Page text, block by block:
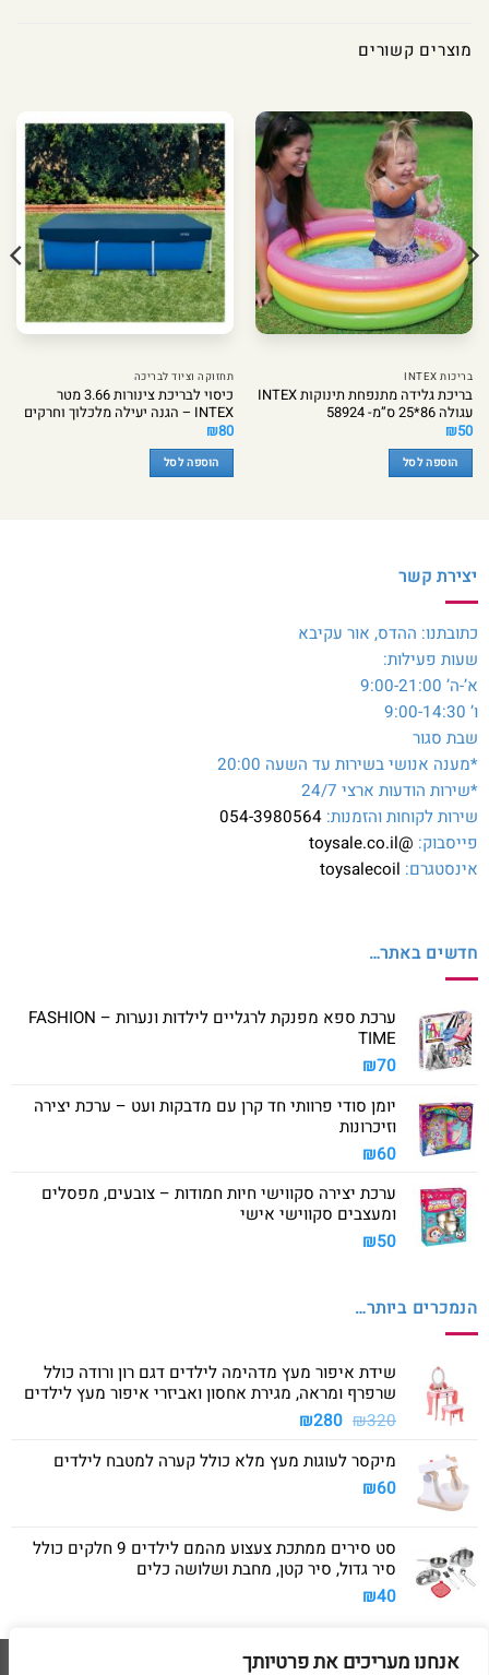
אנחנו מעריכים את פרטיותך
מוצרים קשורים
בריכות INTEX
בריכת גלידה מתנפחת תינוקות INTEX
עגולה 86*25 ס”מ- 58924
₪50
הוספה לסל
תחזוקה וציוד לבריכה
כיסוי לבריכת צינורות 3.66 מטר
INTEX – הגנה יעילה מלכלוך וחרקים
₪80
הוספה לסל
יצירת קשר
כתובתנו: ההדס, אור עקיבא
שעות פעילות:
א’-ה’ 9:00-21:00
ו’ 9:00-14:30
שבת סגור
*מענה אנושי בשירות עד השעה 20:00
*שירות הודעות ארצי 24/7
שירות לקוחות והזמנות: 054-3980564
פייסבוק: @toysale.co.il
אינסטגרם: toysalecoil
חדשים באתר…
ערכת ספא מפנקת לרגליים לילדות ונערות – FASHION
TIME
₪70
יומן סודי פרוותי חד קרן עם מדבקות ועט – ערכת יצירה
וזיכרונות
₪60
ערכת יצירה סקווישי חיות חמודות – צובעים, מפסלים
ומעצבים סקווישי אישי
₪50
הנמכרים ביותר…
שידת איפור מעץ מדהימה לילדים דגם רון ורודה כולל
שרפרף ומראה, מגירת אחסון ואביזרי איפור מעץ לילדים
₪320
המחיר
היה:
₪280 המחיר
הוא:
מיקסר לעוגות מעץ מלא כולל קערה למטבח לילדים
₪60
סט סירים ממתכת צעצוע מהמם לילדים 9 חלקים כולל
סיר גדול, סיר קטן, מחבת ושלושה כלים
₪40